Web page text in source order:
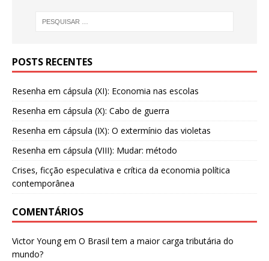
POSTS RECENTES
Resenha em cápsula (XI): Economia nas escolas
Resenha em cápsula (X): Cabo de guerra
Resenha em cápsula (IX): O extermínio das violetas
Resenha em cápsula (VIII): Mudar: método
Crises, ficção especulativa e crítica da economia política
contemporânea
COMENTÁRIOS
Victor Youngem O Brasil tem a maior carga tributária do
mundo?